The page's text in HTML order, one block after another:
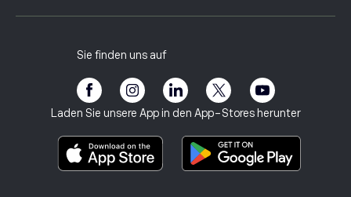
Sie finden uns auf
Laden Sie unsere App in den App-Stores herunter
Schutzbedürftige Kunden
Kaufs- und Verkaufspositionen
eToro Akademie
Impressum
Regulierung
Risikohinweis
Geschäftsbedingungen
Basisinformationsblatt
Beschwerdedaten (FCA-Kunden)
Partnerprogramm
Anlageversicherung